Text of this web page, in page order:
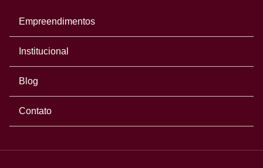
Empreendimentos
Institucional
Blog
Contato